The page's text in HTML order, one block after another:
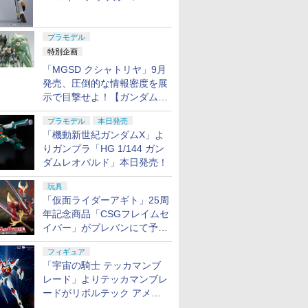
プラモデル
特別企画
「MGSD クシャトリヤ」9月
発売、圧倒的な情報密度を展
示で目撃せよ！【ガンダムベ
ース撮り下ろし】
プラモデル 本日発売
「機動新世紀ガンダムX」よ
りガンプラ「HG 1/144 ガン
ダムレオパルド」本日発売！
玩具
「仮面ライダーアギト」25周
年記念商品「CSGフレイムセ
イバー」がプレバンにて予約
開始
フィギュア
「宇宙の騎士 テッカマンブ
レード」よりテッカマンブレ
ードがリボルテック アメイ